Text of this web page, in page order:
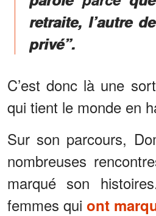
retraite, l’autre
privé”.
C’est donc là une
qui tient le monde en
Sur son parcours,
nombreuses
marqué son
femmes qui ont